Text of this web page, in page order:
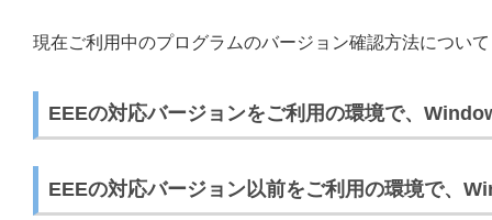
現在ご利用中のプログラムのバージョン確認方法について
EEEの対応バージョンをご利用の環境で、
EEEの対応バージョン以前をご利用の環境で、